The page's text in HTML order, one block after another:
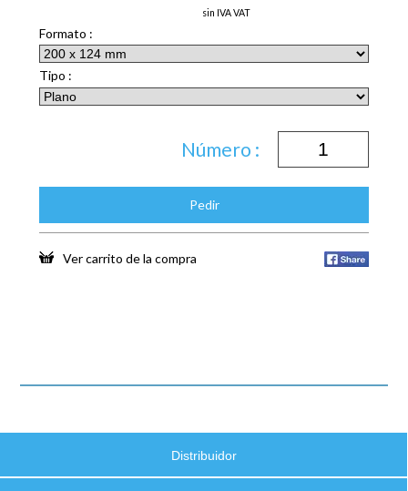
sin IVA VAT
Formato :
Tipo :
Número :
Pedir
Ver carrito de la compra
Distribuidor